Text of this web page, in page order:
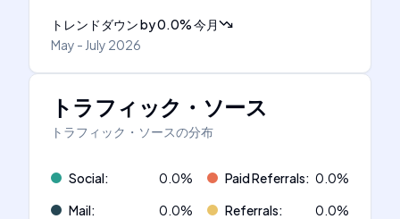
トレンドダウンby0.0%今月
May - July 2026
トラフィック・ソース
トラフィック・ソースの分布
Social: 0.0% Paid Referrals: 0.0%
Mail: 0.0% Referrals: 0.0%